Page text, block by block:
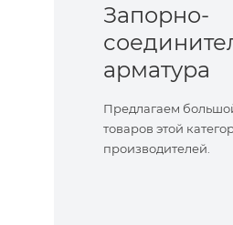
Запорно-
арматура
Предлагаем
товаров этой
производителей.